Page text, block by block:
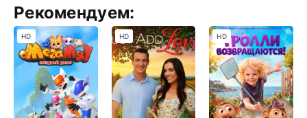
Рекомендуем:
HD HD HD